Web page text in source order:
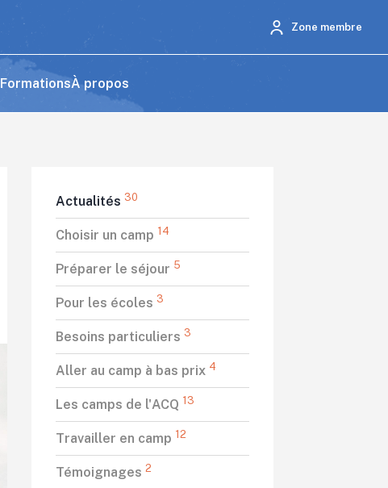
Zone membre
FormationsÀ propos
Actualités 30
Choisir un camp 14
Préparer le séjour 5
Pour les écoles 3
Besoins particuliers 3
Aller au camp à bas prix 4
Les camps de l'ACQ 13
Travailler en camp 12
Témoignages 2